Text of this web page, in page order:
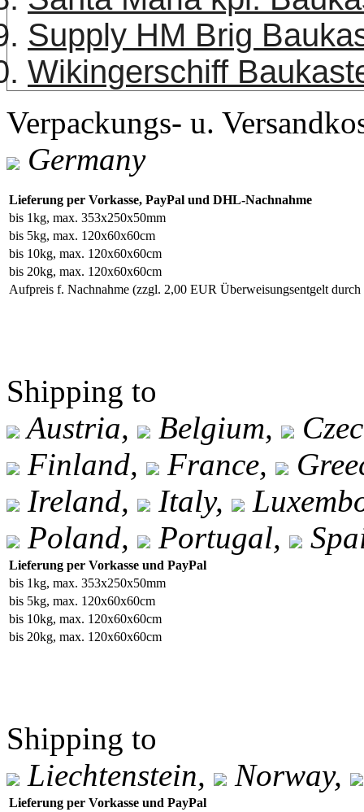
Supply HM Brig
Wikingerschiff
Verpackungs- u.
Germany
Lieferung per Vorkasse, PayPal und DHL-Nachnahme
bis 1kg, max. 353x250x50mm
bis 5kg, max. 120x60x60cm
bis 10kg, max. 120x60x60cm
bis 20kg, max. 120x60x60cm
Aufpreis f. Nachnahme (zzgl. 2,00 EUR Überweisungsentgelt
Shipping to
Austria,
Belgium,
Finland,
France,
Ireland,
Italy,
Poland,
Portugal,
Lieferung per Vorkasse und PayPal
bis 1kg, max. 353x250x50mm
bis 5kg, max. 120x60x60cm
bis 10kg, max. 120x60x60cm
bis 20kg, max. 120x60x60cm
Shipping to
Liechtenstein,
Norway,
Lieferung per Vorkasse und PayPal